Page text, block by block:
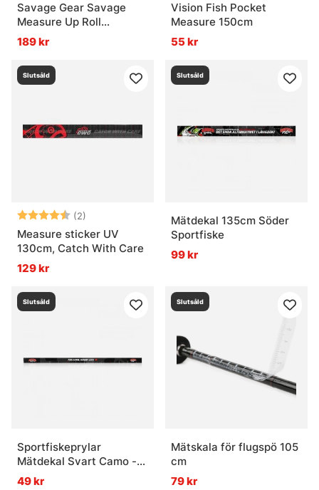
Savage Gear Savage
Measure Up Roll
13x130cm
189 kr
Vision Fish Pocket
Measure 150cm
55 kr
Slutsåld
Betyg: (2)
4.5 utav 5 stjärnor
Measure sticker UV
130cm, Catch With Care
129 kr
Slutsåld
Mätdekal 135cm Söder
Sportfiske
99 kr
Slutsåld
Sportfiskeprylar
Mätdekal Svart Camo -
136x5cm
49 kr
Slutsåld
Mätskala för flugspö 105
cm
79 kr